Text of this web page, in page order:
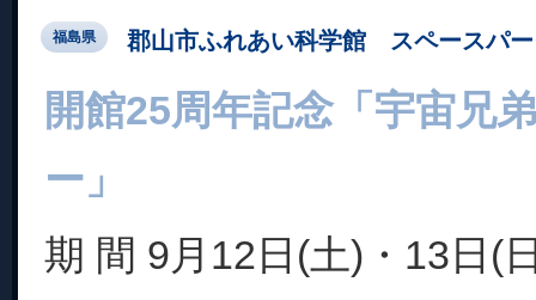
福島県 郡山市ふれあい科学館 スペースパ
開館25周年記念「宇宙兄
ー」
期 間 9月12日(土)・13日(